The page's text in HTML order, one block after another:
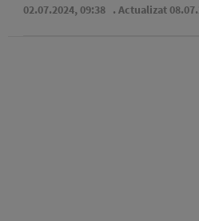
02.07.2024, 09:38 . Actualizat